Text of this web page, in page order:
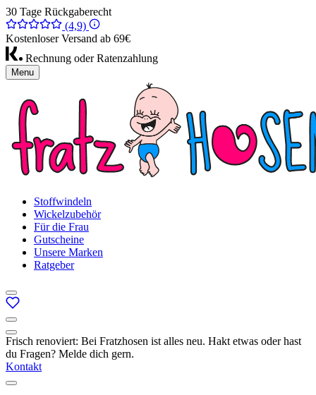
30 Tage Rückgaberecht
(4,9)
Kostenloser Versand ab 69€
Rechnung oder Ratenzahlung
Menu
Stoffwindeln
Wickelzubehör
Für die Frau
Gutscheine
Unsere Marken
Ratgeber
Frisch renoviert: Bei Fratzhosen ist alles neu. Hakt etwas oder hast
du Fragen? Melde dich gern.
Kontakt